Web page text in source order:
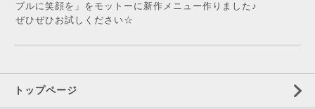
ブルに笑顔を」をモットーに新作メニュー作りました♪
ぜひぜひお試しください☆
トップページ